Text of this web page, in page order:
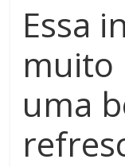
Essa
muito
uma